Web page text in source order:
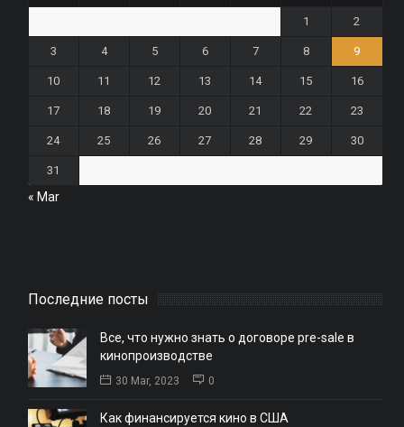
1 2
3 4 5 6 7 8 9
10 11 12 13 14 15 16
17 18 19 20 21 22 23
24 25 26 27 28 29 30
31
« Mar
Последние посты
Все, что нужно знать о договоре pre-sale в
кинопроизводстве
30 Mar, 2023 0
Как финансируется кино в США